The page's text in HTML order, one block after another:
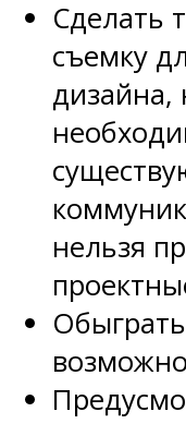
Сделать
съемку
дизайна,
нельзя